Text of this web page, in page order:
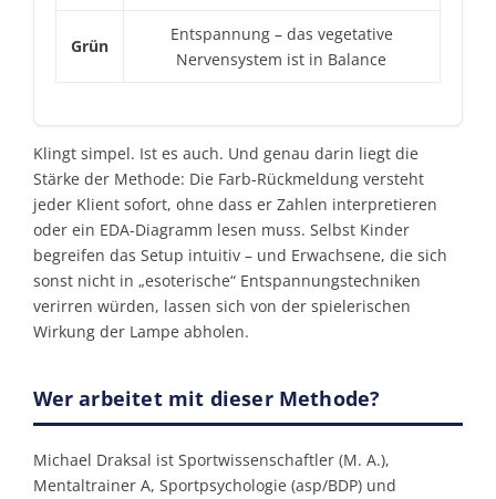
Grün
Entspannung – das vegetative
Nervensystem ist in Balance
Klingt simpel. Ist es auch. Und genau darin liegt die
Stärke der Methode: Die Farb-Rückmeldung versteht
jeder Klient sofort, ohne dass er Zahlen interpretieren
oder ein EDA-Diagramm lesen muss. Selbst Kinder
begreifen das Setup intuitiv – und Erwachsene, die sich
sonst nicht in „esoterische“ Entspannungs­techniken
verirren würden, lassen sich von der spielerischen
Wirkung der Lampe abholen.
Wer arbeitet mit dieser Methode?
Michael Draksal ist Sportwissenschaftler (M. A.),
Mentaltrainer A, Sportpsychologie (asp/BDP) und